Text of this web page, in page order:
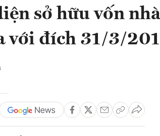
sở hữu vốn nhà
với đích 31/3/